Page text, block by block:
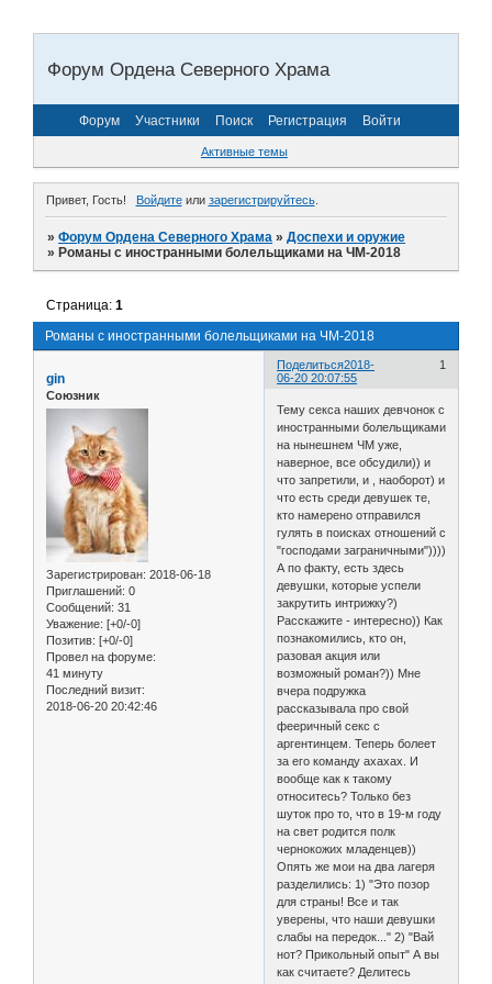
Форум Ордена Северного Храма
Форум Участники Поиск Регистрация Войти
Активные темы
Привет, Гость! Войдитеили зарегистрируйтесь.
»Форум Ордена Северного Храма »Доспехи и оружие
»Романы с иностранными болельщиками на ЧМ-2018
Романы с иностранными болельщиками на ЧМ-2018
Страница:1
Поделиться 1
2018-
06-20 20:07:55
gin
Союзник
Зарегистрирован: 2018-06-18
Приглашений: 0
Сообщений: 31
Уважение: [+0/-0]
Позитив: [+0/-0]
Провел на форуме:
41 минуту
Последний визит:
2018-06-20 20:42:46
Тему секса наших девчонок с
иностранными болельщиками
на нынешнем ЧМ уже,
наверное, все обсудили)) и
что запретили, и , наоборот) и
что есть среди девушек те,
кто намерено отправился
гулять в поисках отношений с
"господами заграничными"))))
А по факту, есть здесь
девушки, которые успели
закрутить интрижку?)
Расскажите - интересно)) Как
познакомились, кто он,
разовая акция или
возможный роман?)) Мне
вчера подружка
рассказывала про свой
фееричный секс с
аргентинцем. Теперь болеет
за его команду ахахах. И
вообще как к такому
относитесь? Только без
шуток про то, что в 19-м году
на свет родится полк
чернокожих младенцев))
Опять же мои на два лагеря
разделились: 1) "Это позор
для страны! Все и так
уверены, что наши девушки
слабы на передок..." 2) "Вай
нот? Прикольный опыт" А вы
как считаете? Делитесь